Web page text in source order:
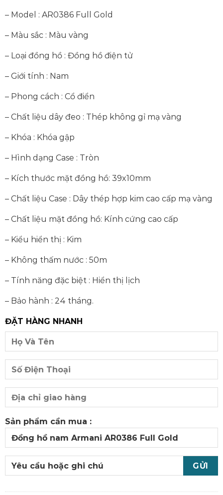
– Model : AR0386 Full Gold
– Màu sắc : Màu vàng
– Loại đồng hồ : Đồng hồ điện tử
– Giới tính : Nam
– Phong cách : Cổ điển
– Chất liệu dây đeo : Thép không gỉ mạ vàng
– Khóa : Khóa gập
– Hình dạng Case : Tròn
– Kích thước mặt đồng hồ: 39x10mm
– Chất liệu Case : Dây thép hợp kim cao cấp mạ vàng
– Chất liệu mặt đồng hồ: Kính cứng cao cấp
– Kiểu hiển thị : Kim
– Không thấm nước : 50m
– Tính năng đặc biệt : Hiển thị lịch
– Bảo hành : 24 tháng.
ĐẶT HÀNG NHANH
Sản phẩm cần mua :